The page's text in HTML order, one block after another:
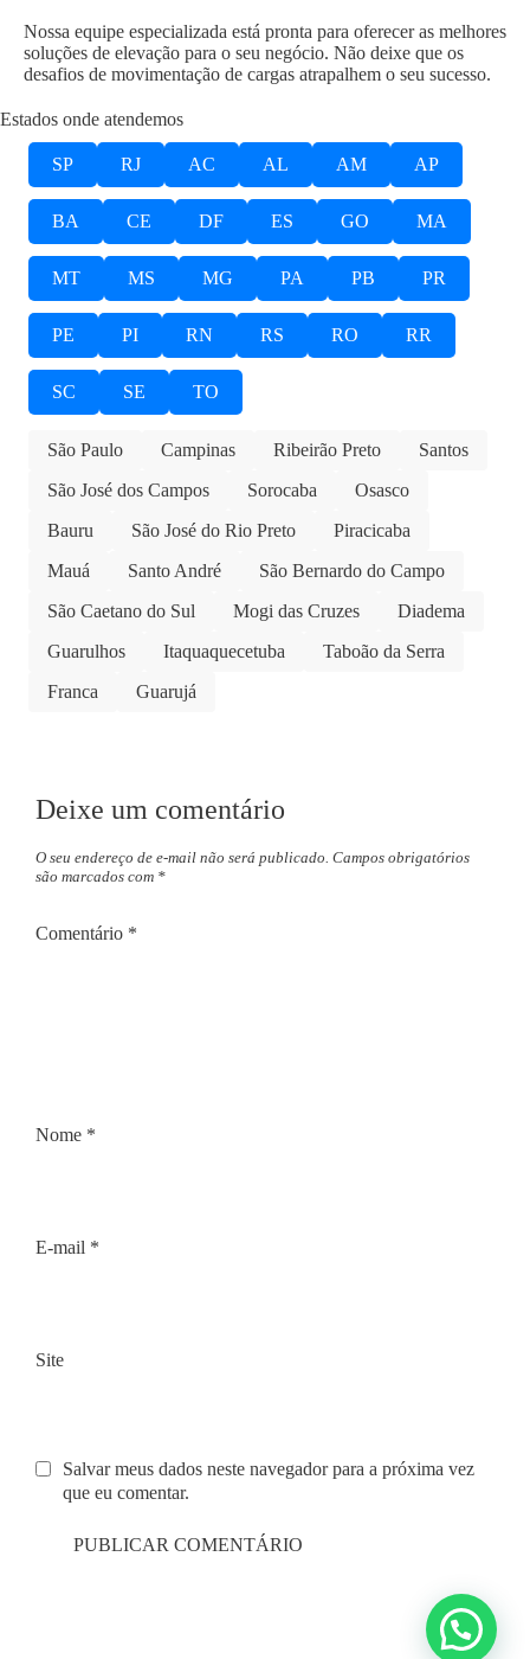
Nossa equipe especializada está pronta para oferecer as melhores
soluções de elevação para o seu negócio. Não deixe que os
desafios de movimentação de cargas atrapalhem o seu sucesso.
Estados onde atendemos
SP RJ AC AL AM AP
BA CE DF ES GO MA
MT MS MG PA PB PR
PE PI RN RS RO RR
SC SE TO
São Paulo Campinas Ribeirão Preto
Santos
São José dos Campos
Sorocaba
Osasco
Bauru
São José do Rio Preto
Piracicaba
Mauá
Santo André
São Bernardo do Campo
São Caetano do Sul
Mogi das Cruzes
Diadema
Guarulhos
Itaquaquecetuba
Taboão da Serra
Franca
Guarujá
Deixe um comentário
O seu endereço de e-mail não será publicado. Campos obrigatórios
são marcados com *
Comentário *
Nome *
E-mail *
Site
Salvar meus dados neste navegador para a próxima vez
que eu comentar.